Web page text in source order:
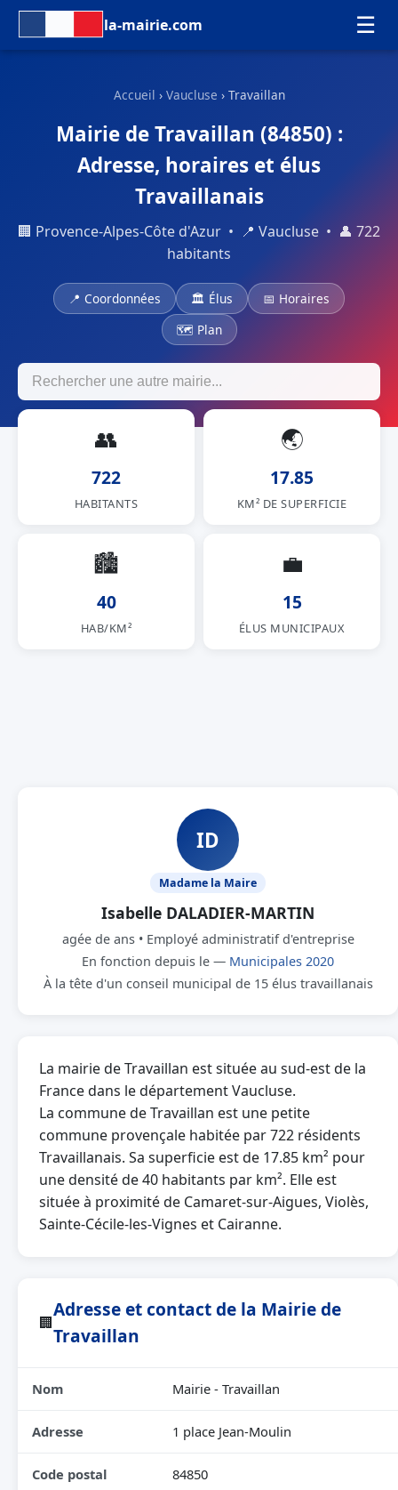
la-mairie.com ☰
Accueil › Vaucluse › Travaillan
Mairie de Travaillan (84850) :
Adresse, horaires et élus
Travaillanais
🏢 Provence-Alpes-Côte d'Azur • 📍 Vaucluse • 👤 722
habitants
📍 Coordonnées 🏛 Élus
📅 Horaires
🗺 Plan
👥
722
HABITANTS
🌏
17.85
KM² DE SUPERFICIE
🏙
40
HAB/KM²
💼
15
ÉLUS MUNICIPAUX
ID
Madame la Maire
Isabelle DALADIER-MARTIN
agée de ans • Employé administratif d'entreprise
En fonction depuis le — Municipales 2020
À la tête d'un conseil municipal de 15 élus travaillanais
La mairie de Travaillan est située au sud-est de la
France dans le département Vaucluse.
La commune de Travaillan est une petite
commune provençale habitée par 722 résidents
Travaillanais. Sa superficie est de 17.85 km² pour
une densité de 40 habitants par km². Elle est
située à proximité de Camaret-sur-Aigues, Violès,
Sainte-Cécile-les-Vignes et Cairanne.
🏢
Adresse et contact de la Mairie de
Travaillan
Nom Mairie - Travaillan
Adresse 1 place Jean-Moulin
Code postal 84850